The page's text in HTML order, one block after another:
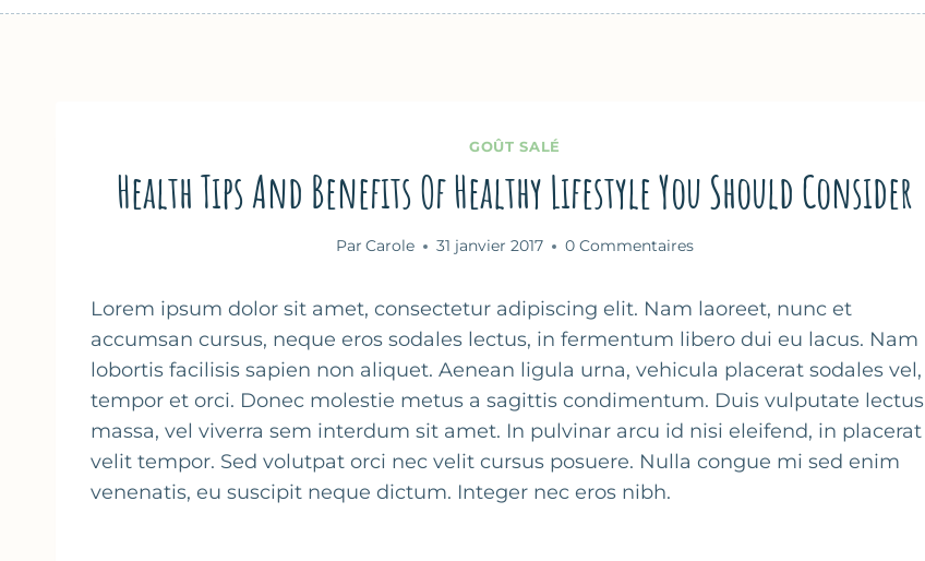
GOÛT SALÉ
Health Tips And Benefits Of Healthy Lifestyle You Should Consider
Par Carole 31 janvier 2017 0 Commentaires
Lorem ipsum dolor sit amet, consectetur adipiscing elit. Nam laoreet, nunc et
accumsan cursus, neque eros sodales lectus, in fermentum libero dui eu lacus. Nam
lobortis facilisis sapien non aliquet. Aenean ligula urna, vehicula placerat sodales vel,
tempor et orci. Donec molestie metus a sagittis condimentum. Duis vulputate lectus
massa, vel viverra sem interdum sit amet. In pulvinar arcu id nisi eleifend, in placerat
velit tempor. Sed volutpat orci nec velit cursus posuere. Nulla congue mi sed enim
venenatis, eu suscipit neque dictum. Integer nec eros nibh.